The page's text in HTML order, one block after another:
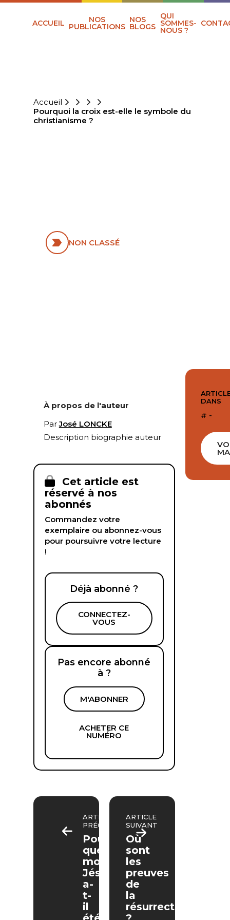
ACCUEIL NOS
PUBLICATIONS
NOS
BLOGS
QUI
SOMMES-
NOUS ?
Accueil
Pourquoi la croix est-elle le symbole du
christianisme ?
NON CLASSÉ
À propos de l'auteur
ParJosé LONCKE
Description biographie auteur
Cet article est
réservé à nos
abonnés
Commandez votre
exemplaire ou abonnez-vous
pour poursuivre votre lecture
!
Déjà abonné ?
CONNECTEZ-
VOUS
Pas encore abonné
à ?
M'ABONNER
ACHETER CE
NUMÉRO
ARTICLE
PRÉCÉDENT
Pour
quels
motifs
Jésus
a-
t-
il
ARTICLE
SUIVANT
Où
sont
les
preuves
de
la
résurrection
DANS
# -